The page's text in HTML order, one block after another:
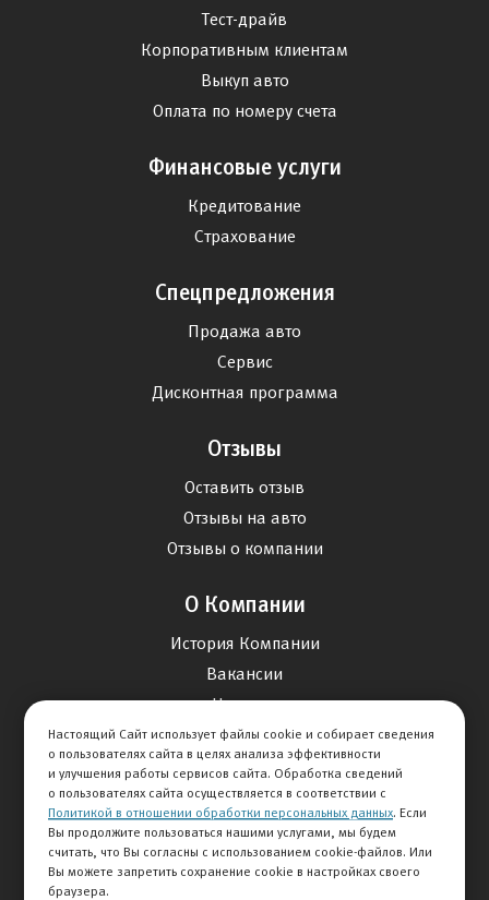
Тест-драйв
Корпоративным клиентам
Выкуп авто
Оплата по номеру счета
Финансовые услуги
Кредитование
Страхование
Спецпредложения
Продажа авто
Сервис
Дисконтная программа
Отзывы
Оставить отзыв
Отзывы на авто
Отзывы о компании
О Компании
История Компании
Вакансии
Новости
Карта сайта
Контакты
+7 495 292-60-60
Настоящий Сайт использует файлы cookie и собирает сведения
о пользователях сайта в целях анализа эффективности
и улучшения работы сервисов сайта. Обработка сведений
о пользователях сайта осуществляется в соответствии с
Политикой в отношении обработки персональных данных. Если
Вы продолжите пользоваться нашими услугами, мы будем
считать, что Вы согласны с использованием cookie-файлов. Или
Вы можете запретить сохранение cookie в настройках своего
браузера.